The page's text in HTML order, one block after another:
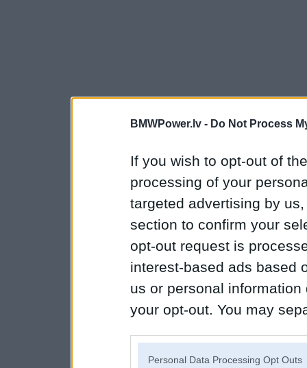
BMWPower.lv - Do Not Process
If you wish to opt-out of
processing of your
targeted advertising by
section to confirm your
opt-out request is
interest-based ads based
us or personal
your opt-out. You may
Personal Data Processing Opt Outs